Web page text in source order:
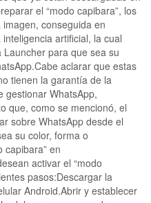
el “modo capibara”, los
conseguida en
artificial, la cual
para que sea su
aclarar que estas
tienen la garantía de la
gestionar WhatsApp,
que, como se mencionó, el
sobre WhatsApp desde el
su color, forma o
capibara” en
activar el “modo
pasos:Descargar la
Android.Abrir y establecer